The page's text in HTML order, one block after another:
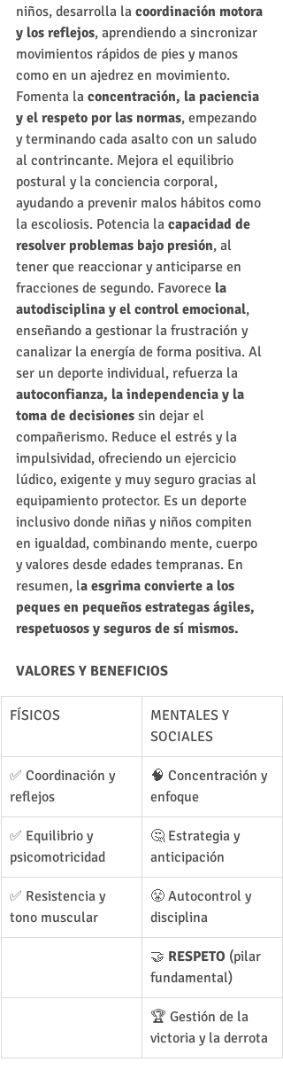
niños, desarrolla la coordinación motora
y los reflejos, aprendiendo a sincronizar
movimientos rápidos de pies y manos
como en un ajedrez en movimiento.
Fomenta la concentración, la paciencia
y el respeto por las normas, empezando
y terminando cada asalto con un saludo
al contrincante. Mejora el equilibrio
postural y la conciencia corporal,
ayudando a prevenir malos hábitos como
la escoliosis. Potencia la capacidad de
resolver problemas bajo presión, al
tener que reaccionar y anticiparse en
fracciones de segundo. Favorece la
autodisciplina y el control emocional,
enseñando a gestionar la frustración y
canalizar la energía de forma positiva. Al
ser un deporte individual, refuerza la
autoconfianza, la independencia y la
toma de decisiones sin dejar el
compañerismo. Reduce el estrés y la
impulsividad, ofreciendo un ejercicio
lúdico, exigente y muy seguro gracias al
equipamiento protector. Es un deporte
inclusivo donde niñas y niños compiten
en igualdad, combinando mente, cuerpo
y valores desde edades tempranas. En
resumen, la esgrima convierte a los
peques en pequeños estrategas ágiles,
respetuosos y seguros de sí mismos.
VALORES Y BENEFICIOS
FÍSICOS
MENTALES Y
SOCIALES
✅ Coordinación y
reflejos
🧠 Concentración y
enfoque
✅ Equilibrio y
psicomotricidad
🤔 Estrategia y
anticipación
✅ Resistencia y
tono muscular
😤 Autocontrol y
disciplina
🤝 RESPETO (pilar
fundamental)
🏆 Gestión de la
victoria y la derrota